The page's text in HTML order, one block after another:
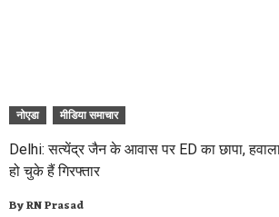
नोएडा मीडिया समाचार
Delhi: सत्येंद्र जैन के आवास पर ED का छापा,
हो चुके हैं गिरफ्तार
ByRN Prasad